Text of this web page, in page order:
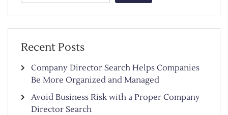
Recent Posts
Company Director Search Helps Companies
Be More Organized and Managed
Avoid Business Risk with a Proper Company
Director Search